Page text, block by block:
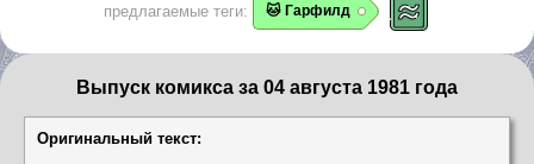
предлагаемые теги: 🐱 Гарфилд
Выпуск комикса за 04 августа 1981 года
Оригинальный текст: